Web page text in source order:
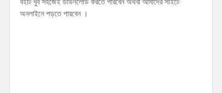
অনলাইনে পড়তে পারবেন ।